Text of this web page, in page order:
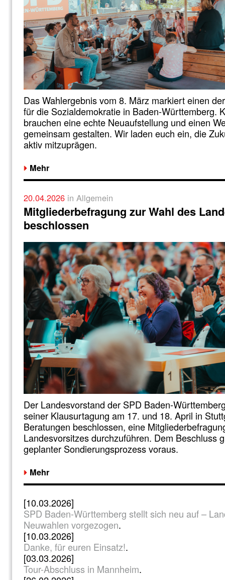
Das Wahlergebnis vom 8. März markiert einen
für die Sozialdemokratie in Baden-Württemberg.
brauchen eine echte Neuaufstellung und einen
gemeinsam gestalten. Wir laden euch ein, die
aktiv mitzuprägen.
Mehr
20.04.2026 in Allgemein
Mitgliederbefragung zur Wahl des
beschlossen
Der Landesvorstand der SPD Baden-
seiner Klausurtagung am 17. und 18. April in
Beratungen beschlossen, eine
Landesvorsitzes durchzuführen. Dem Beschluss
geplanter Sondierungsprozess voraus.
Mehr
[10.03.2026]
SPD Baden-Württemberg stellt sich neu auf –
Neuwahlen vorgezogen.
[10.03.2026]
Danke, für euren Einsatz!.
[03.03.2026]
Tour-Abschluss in Mannheim.